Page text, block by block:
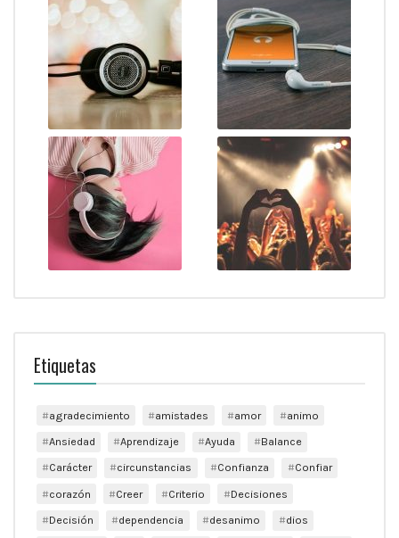
Etiquetas
agradecimiento amistades amor
animo
Ansiedad
Aprendizaje Ayuda
Balance
Carácter
circunstancias Confianza
Confiar
corazón
Creer Criterio
Decisiones
Decisión
dependencia desanimo
dios